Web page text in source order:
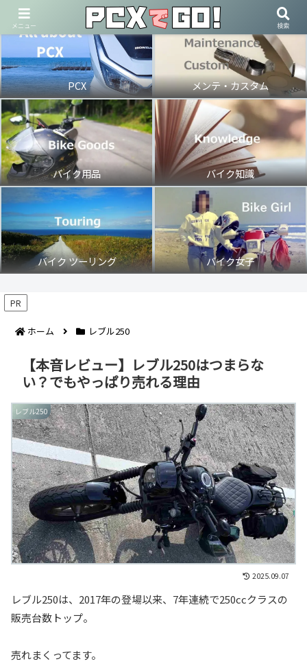
PCX メンテ・カスタム
バイク用品 バイク知識
バイク ツーリング バイク女子
PR
ホーム レブル250
【本音レビュー】レブル250はつまらな
い？でもやっぱり売れる理由
レブル250
2025.09.07
レブル250は、2017年の登場以来、7年連続で250ccクラスの
販売台数トップ。
売れまくってます。
メニュー 検索